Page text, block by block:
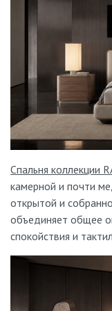
дней.
Да. На всю
момента установки.
Спальня коллекции
камерной и почти
открытой и
объединяет общее
спокойствия и